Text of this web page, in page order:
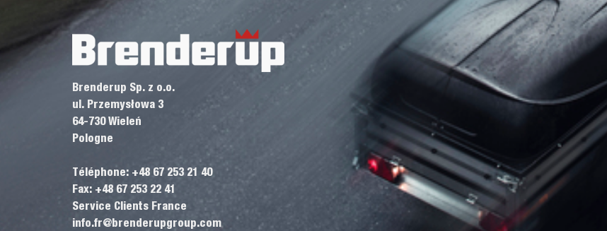
Brenderup Sp. z o.o.
ul. Przemysłowa 3
64-730 Wieleń
Pologne
Téléphone: +48 67 253 21 40
Fax: +48 67 253 22 41
Service Clients France
info.fr@brenderupgroup.com